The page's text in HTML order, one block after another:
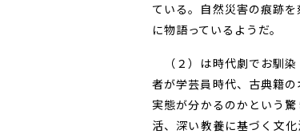
ている。自然災害の痕跡
に物語っているようだ。
（２）は時代劇でお馴染
者が学芸員時代、古典籍
実態が分かるのかという
活、深い教養に基づく文